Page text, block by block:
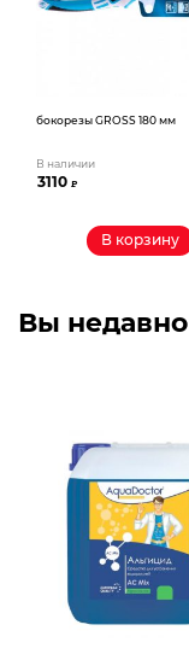
бокорезы GROSS 180 мм
В наличии
3110₽
В корзину
Вы